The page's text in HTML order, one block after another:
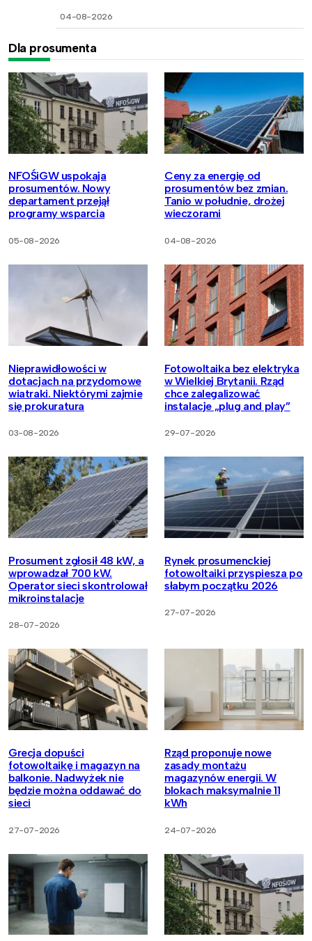
04-08-2026
Dla prosumenta
NFOŚiGW uspokaja
prosumentów. Nowy
departament przejął
programy wsparcia
05-08-2026
Ceny za energię od
prosumentów bez zmian.
Tanio w południe, drożej
wieczorami
04-08-2026
Nieprawidłowości w
dotacjach na przydomowe
wiatraki. Niektórymi zajmie
się prokuratura
03-08-2026
Fotowoltaika bez elektryka
w Wielkiej Brytanii. Rząd
chce zalegalizować
instalacje „plug and play”
29-07-2026
Prosument zgłosił 48 kW, a
wprowadzał 700 kW.
Operator sieci skontrolował
mikroinstalacje
28-07-2026
Rynek prosumenckiej
fotowoltaiki przyspiesza po
słabym początku 2026
27-07-2026
Grecja dopuści
fotowoltaikę i magazyn na
balkonie. Nadwyżek nie
będzie można oddawać do
sieci
27-07-2026
Rząd proponuje nowe
zasady montażu
magazynów energii. W
blokach maksymalnie 11
kWh
24-07-2026